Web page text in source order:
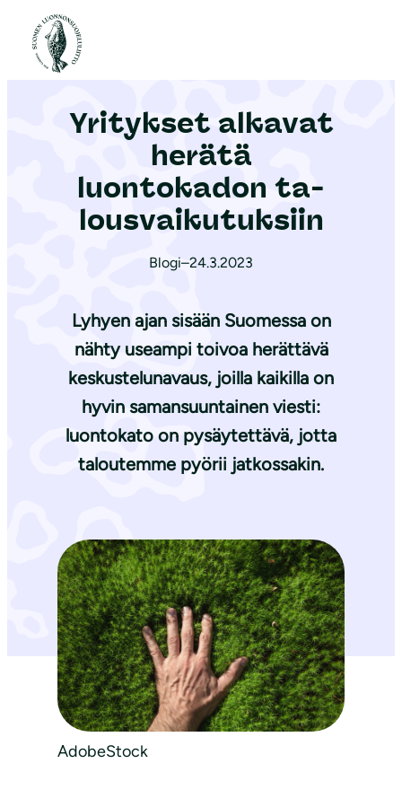
Etusivu
Yritykset alkavat
herätä
luontokadon ta­
lous­vai­ku­tuk­siin
Blogi–24.3.2023
Lyhyen ajan sisään Suomessa on
nähty useampi toivoa herättävä
keskustelunavaus, joilla kaikilla on
hyvin samansuuntainen viesti:
luontokato on pysäytettävä, jotta
taloutemme pyörii jatkossakin.
AdobeStock